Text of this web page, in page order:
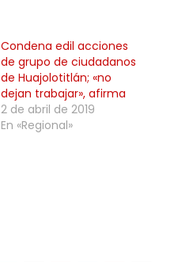
Condena edil acciones
de grupo de ciudadanos
de Huajolotitlán; «no
dejan trabajar», afirma
2 de abril de 2019
En «Regional»